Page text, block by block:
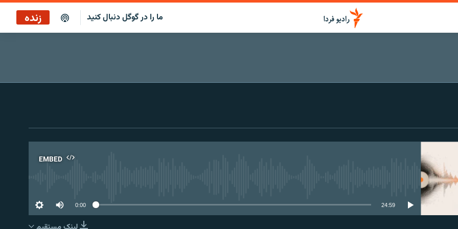
ما را در گوگل دنبال کنید زنده
EMBED
0:00 24:59